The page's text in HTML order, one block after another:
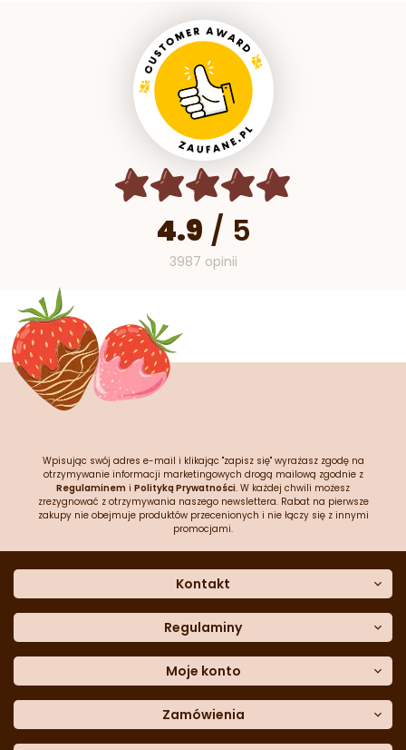
4.9 / 5
3987 opinii
Wpisując swój adres e-mail i klikając "zapisz się" wyrażasz zgodę na
otrzymywanie informacji marketingowych drogą mailową zgodnie z
Regulaminem i Polityką Prywatności. W każdej chwili możesz
zrezygnować z otrzymywania naszego newslettera. Rabat na pierwsze
zakupy nie obejmuje produktów przecenionych i nie łączy się z innymi
promocjami.
Kontakt
Dane kontaktowe
Często zadawane pytania
Sklep stacjonarny
Formularz kontaktowy
Blog
Regulaminy
Polityka prywatności
Polityka cookies
Polityka reklamacji
Polityka zwrotów
Moje konto
Moje dane
Historia zamówień
Zamówienia